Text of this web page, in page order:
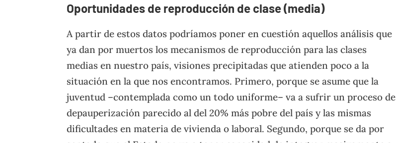
Oportunidades de reproducción de clase (media)
A partir de estos datos podríamos poner en cuestión aquellos análisis que
ya dan por muertos los mecanismos de reproducción para las clases
medias en nuestro país, visiones precipitadas que atienden poco a la
situación en la que nos encontramos. Primero, porque se asume que la
juventud –contemplada como un todo uniforme– va a sufrir un proceso de
depauperización parecido al del 20% más pobre del país y las mismas
dificultades en materia de vivienda o laboral. Segundo, porque se da por